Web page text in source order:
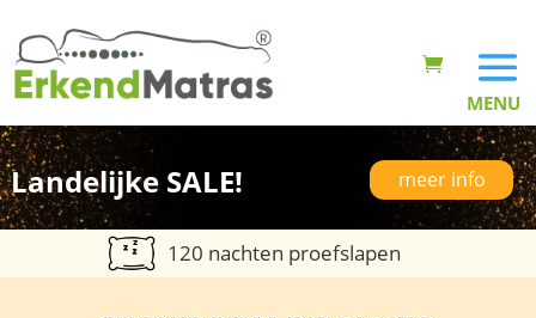
Landelijke SALE! meer info
120 nachten proefslapen